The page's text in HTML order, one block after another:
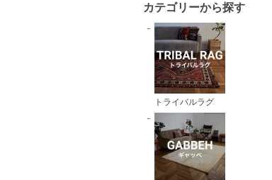
カテゴリーから探す
トライバルラグ